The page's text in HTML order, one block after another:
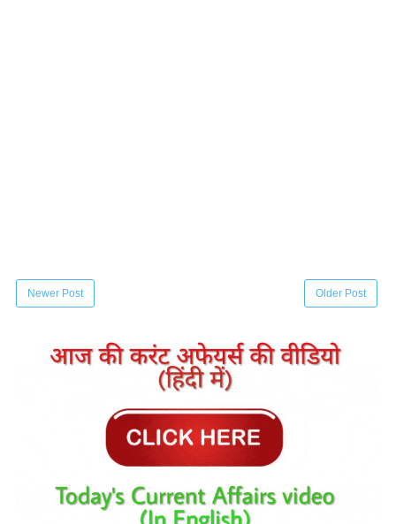
Newer Post Older Post